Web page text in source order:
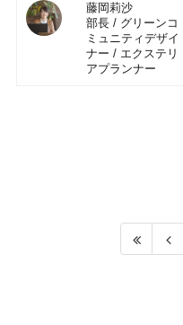
藤岡莉沙
部長 / グリーンコ
ミュニティデザイ
ナー / エクステリ
アプランナー